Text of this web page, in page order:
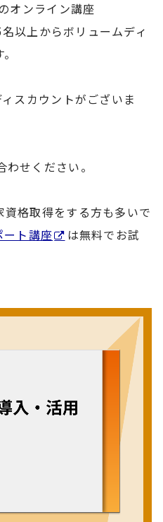
オンライン講座
以上からボリュームディ
スカウントがございま
わせください。
格取得をする方も多いで
ト講座
は無料でお試